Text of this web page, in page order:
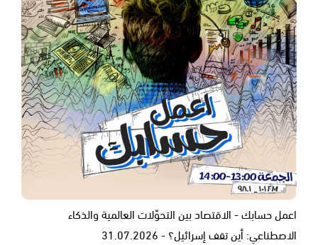
اعمل حسابك - الاقتصاد بين التحوّلات العالمية والذكاء
الاصطناعي: أين تقف إسرائيل؟ - 31.07.2026